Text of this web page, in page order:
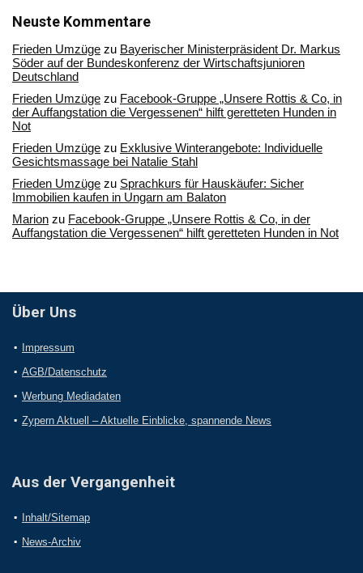
Archiv
Neuste Kommentare
Frieden Umzüge zu Bayerischer Ministerpräsident Dr. Markus
Söder auf der Bundeskonferenz der Wirtschaftsjunioren
Deutschland
Frieden Umzüge zu Facebook-Gruppe „Unsere Rottis & Co, in
der Auffangstation die Vergessenen“ hilft geretteten Hunden in
Not
Frieden Umzüge zu Exklusive Winterangebote: Individuelle
Gesichtsmassage bei Natalie Stahl
Frieden Umzüge zu Sprachkurs für Hauskäufer: Sicher
Immobilien kaufen in Ungarn am Balaton
Marion zu Facebook-Gruppe „Unsere Rottis & Co, in der
Auffangstation die Vergessenen“ hilft geretteten Hunden in Not
Über Uns
Impressum
AGB/Datenschutz
Werbung Mediadaten
Zypern Aktuell – Aktuelle Einblicke, spannende News
Aus der Vergangenheit
Inhalt/Sitemap
News-Archiv